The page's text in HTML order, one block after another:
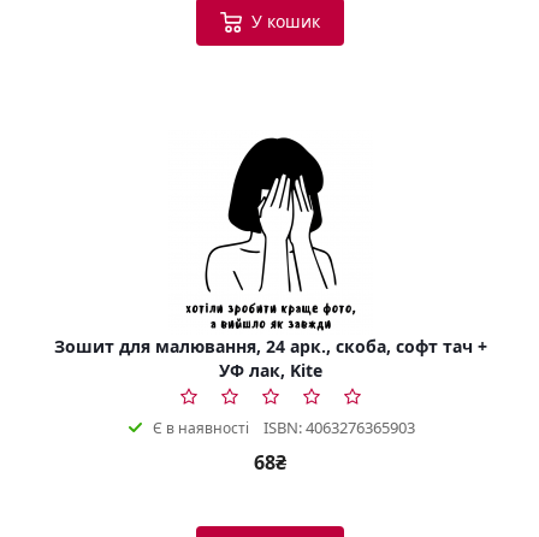
У кошик
Зошит для малювання, 24 арк., скоба, софт тач +
УФ лак, Kite
Є в наявності ISBN: 4063276365903
68₴